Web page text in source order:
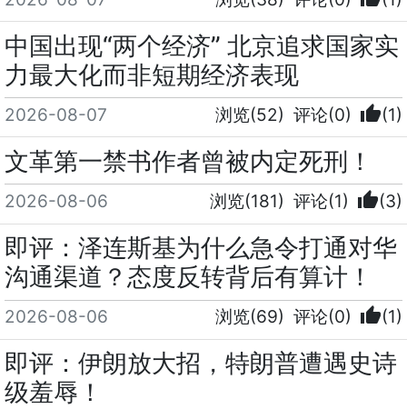
中国出现“两个经济” 北京追求国家实
力最大化而非短期经济表现
2026-08-07 浏览(52) 评论(0) thumb_up(1)
文革第一禁书作者曾被内定死刑！
2026-08-06 浏览(181) 评论(1) thumb_up(3)
即评：泽连斯基为什么急令打通对华
沟通渠道？态度反转背后有算计！
2026-08-06 浏览(69) 评论(0) thumb_up(1)
即评：伊朗放大招，特朗普遭遇史诗
级羞辱！